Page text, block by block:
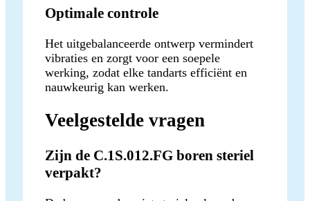
Optimale controle
Het uitgebalanceerde ontwerp vermindert
vibraties en zorgt voor een soepele
werking, zodat elke tandarts efficiënt en
nauwkeurig kan werken.
Veelgestelde vragen
Zijn de C.1S.012.FG boren steriel
verpakt?